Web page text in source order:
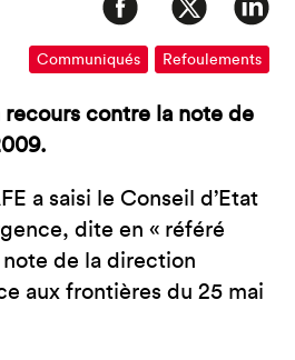
Communiqués Refoulements
recours contre la note de
a saisi le Conseil d’Etat
dite en « référé
note de la direction
aux frontières du 25 mai